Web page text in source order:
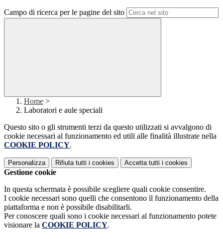
Campo di ricerca per le pagine del sito
Home >
Laboratori e aule speciali
Questo sito o gli strumenti terzi da questo utilizzati si avvalgono di
cookie necessari al funzionamento ed utili alle finalità illustrate nella
COOKIE POLICY.
Personalizza Rifiuta tutti i cookies Accetta tutti i cookies
Gestione cookie
In questa schermata è possibile scegliere quali cookie consentire.
I cookie necessari sono quelli che consentono il funzionamento della
piattaforma e non è possibile disabilitarli.
Per conoscere quali sono i cookie necessari al funzionamento potete
visionare la COOKIE POLICY.